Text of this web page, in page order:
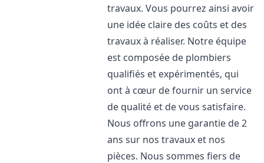
travaux. Vous pourrez ainsi avoir
une idée claire des coûts et des
travaux à réaliser. Notre équipe
est composée de plombiers
qualifiés et expérimentés, qui
ont à cœur de fournir un service
de qualité et de vous satisfaire.
Nous offrons une garantie de 2
ans sur nos travaux et nos
pièces. Nous sommes fiers de